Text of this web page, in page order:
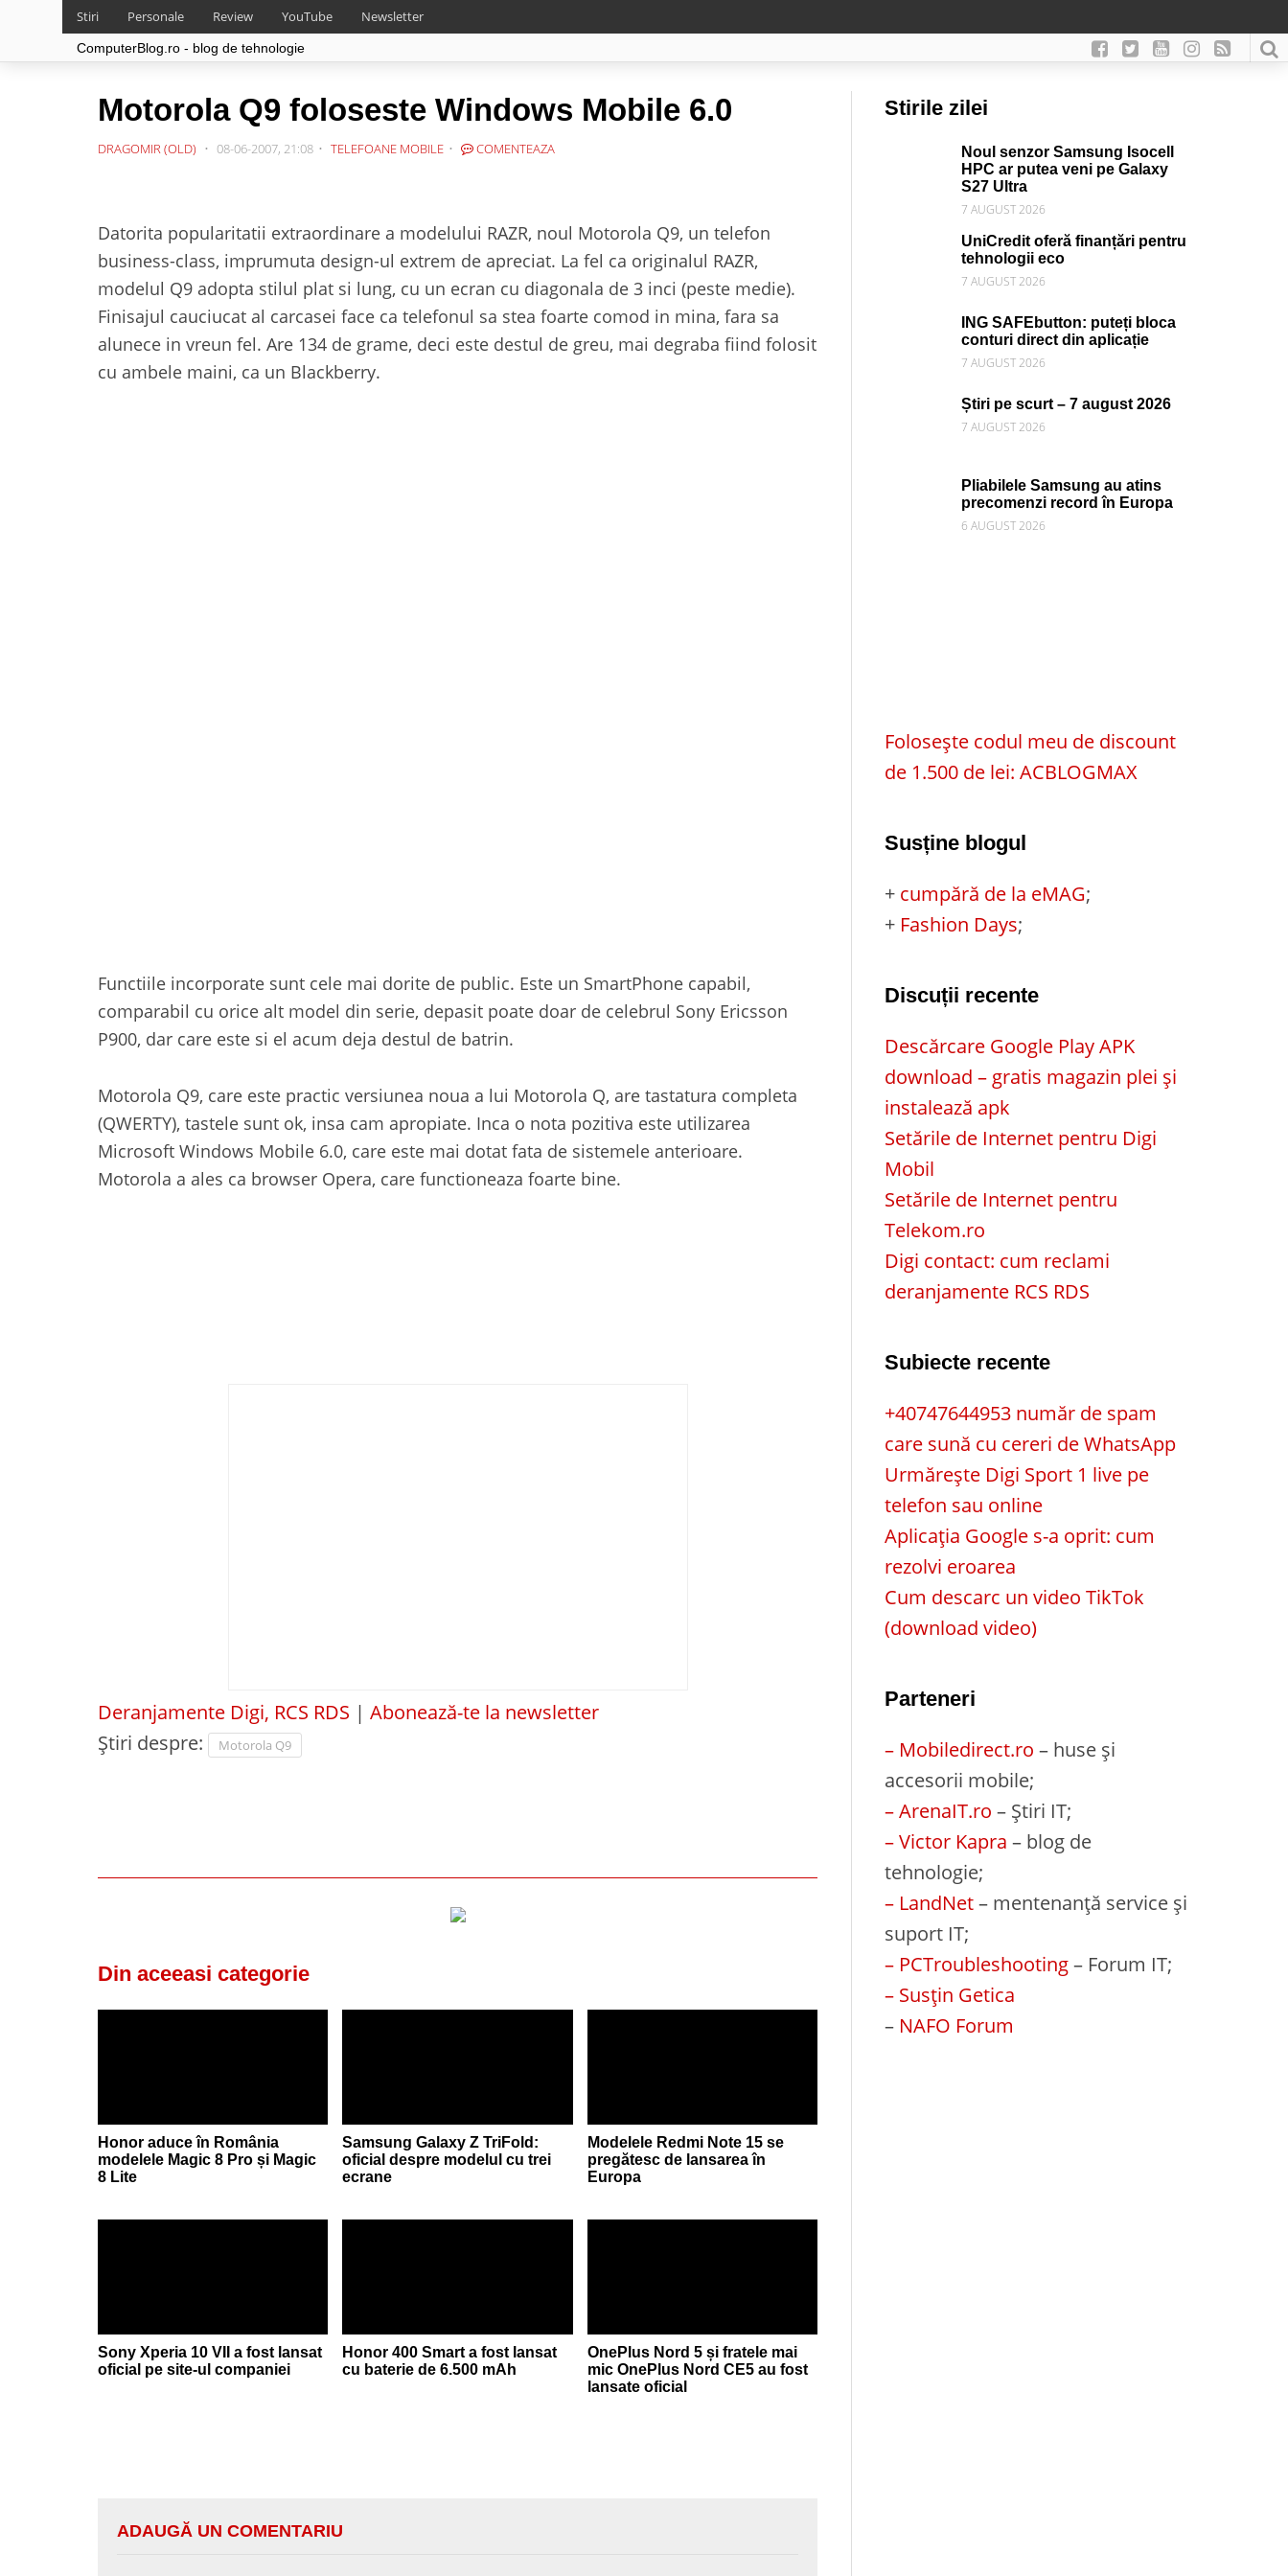
Stiri Personale Review YouTube Newsletter
ComputerBlog.ro - blog de tehnologie
Motorola Q9 foloseste Windows Mobile 6.0
DRAGOMIR (OLD) 08-06-2007, 21:08 TELEFOANE MOBILE COMENTEAZA
Datorita popularitatii extraordinare a modelului RAZR, noul Motorola Q9, un telefon
business-class, imprumuta design-ul extrem de apreciat. La fel ca originalul RAZR,
modelul Q9 adopta stilul plat si lung, cu un ecran cu diagonala de 3 inci (peste medie).
Finisajul cauciucat al carcasei face ca telefonul sa stea foarte comod in mina, fara sa
alunece in vreun fel. Are 134 de grame, deci este destul de greu, mai degraba fiind folosit
cu ambele maini, ca un Blackberry.
Functiile incorporate sunt cele mai dorite de public. Este un SmartPhone capabil,
comparabil cu orice alt model din serie, depasit poate doar de celebrul Sony Ericsson
P900, dar care este si el acum deja destul de batrin.
Motorola Q9, care este practic versiunea noua a lui Motorola Q, are tastatura completa
(QWERTY), tastele sunt ok, insa cam apropiate. Inca o nota pozitiva este utilizarea
Microsoft Windows Mobile 6.0, care este mai dotat fata de sistemele anterioare.
Motorola a ales ca browser Opera, care functioneaza foarte bine.
Deranjamente Digi, RCS RDS | Abonează-te la newsletter
Știri despre:
Motorola Q9
Din aceeasi categorie
Honor aduce în România
modelele Magic 8 Pro și Magic
8 Lite
Samsung Galaxy Z TriFold:
oficial despre modelul cu trei
ecrane
Modelele Redmi Note 15 se
pregătesc de lansarea în
Europa
Sony Xperia 10 VII a fost lansat
oficial pe site-ul companiei
Honor 400 Smart a fost lansat
cu baterie de 6.500 mAh
OnePlus Nord 5 și fratele mai
mic OnePlus Nord CE5 au fost
lansate oficial
ADAUGĂ UN COMENTARIU
Stirile zilei
Noul senzor Samsung Isocell
HPC ar putea veni pe Galaxy
S27 Ultra
7 AUGUST 2026
UniCredit oferă finanțări pentru
tehnologii eco
7 AUGUST 2026
ING SAFEbutton: puteți bloca
conturi direct din aplicație
7 AUGUST 2026
Știri pe scurt – 7 august 2026
7 AUGUST 2026
Pliabilele Samsung au atins
precomenzi record în Europa
6 AUGUST 2026
Folosește codul meu de discount
de 1.500 de lei: ACBLOGMAX
Susține blogul
+ cumpără de la eMAG;
+ Fashion Days;
Discuții recente
Descărcare Google Play APK
download – gratis magazin plei și
instalează apk
Setările de Internet pentru Digi
Mobil
Setările de Internet pentru
Telekom.ro
Digi contact: cum reclami
deranjamente RCS RDS
Subiecte recente
+40747644953 număr de spam
care sună cu cereri de WhatsApp
Urmărește Digi Sport 1 live pe
telefon sau online
Aplicația Google s-a oprit: cum
rezolvi eroarea
Cum descarc un video TikTok
(download video)
Parteneri
– Mobiledirect.ro – huse și
accesorii mobile;
– ArenaIT.ro – Știri IT;
– Victor Kapra – blog de
tehnologie;
– LandNet– mentenanță service și
suport IT;
– PCTroubleshooting– Forum IT;
– Susțin Getica
– NAFO Forum